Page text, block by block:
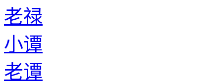
老禄
小谭
老谭